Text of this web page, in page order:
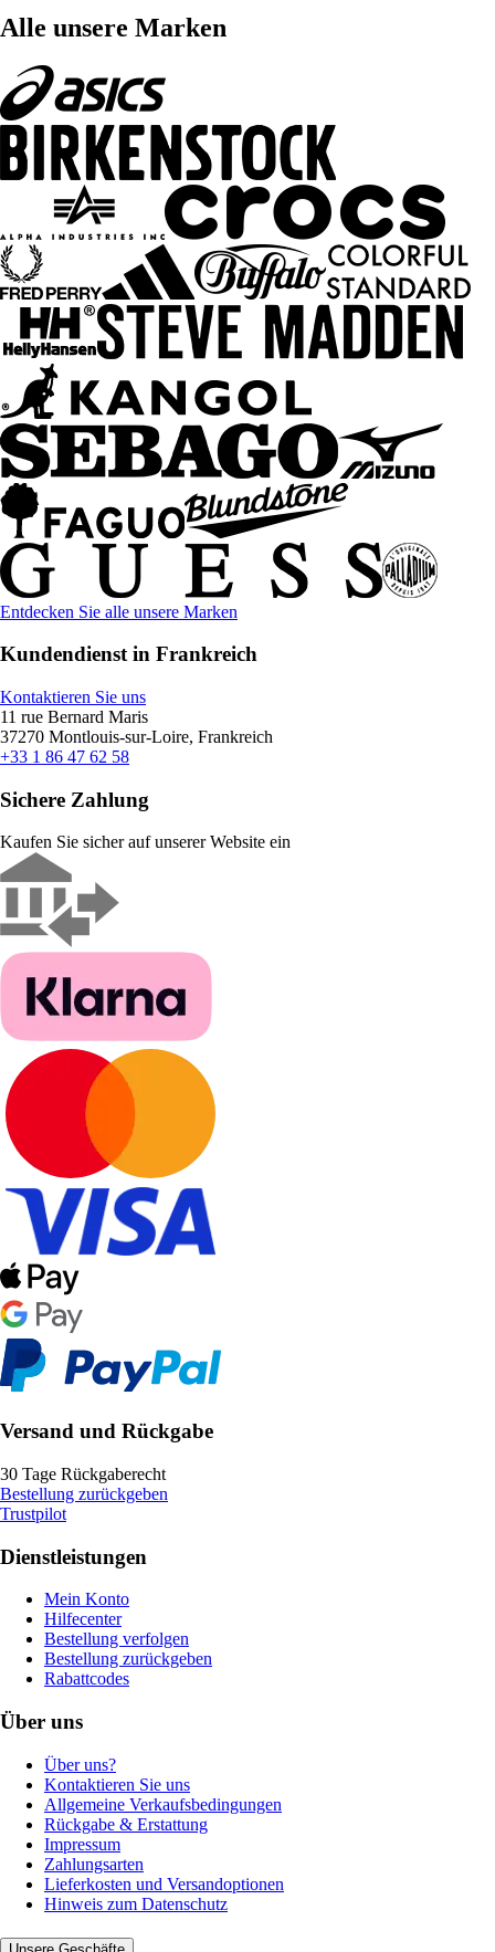
Alle unsere Marken
Entdecken Sie alle unsere Marken
Kundendienst in Frankreich
Kontaktieren Sie uns
11 rue Bernard Maris
37270 Montlouis-sur-Loire, Frankreich
+33 1 86 47 62 58
Sichere Zahlung
Kaufen Sie sicher auf unserer Website ein
Versand und Rückgabe
30 Tage Rückgaberecht
Bestellung zurückgeben
Trustpilot
Dienstleistungen
Mein Konto
Hilfecenter
Bestellung verfolgen
Bestellung zurückgeben
Rabattcodes
Über uns
Über uns?
Kontaktieren Sie uns
Allgemeine Verkaufsbedingungen
Rückgabe & Erstattung
Impressum
Zahlungsarten
Lieferkosten und Versandoptionen
Hinweis zum Datenschutz
Unsere Geschäfte